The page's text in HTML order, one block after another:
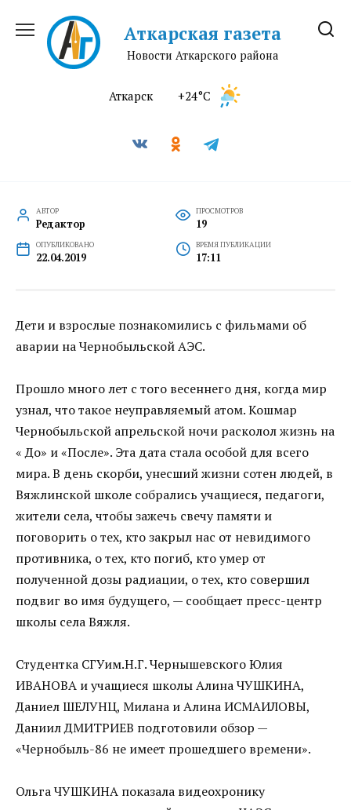
содержанию
Аткарская газета
Новости Аткарского района
Аткарск +24°C
АВТОР
Редактор
ПРОСМОТРОВ
19
ОПУБЛИКОВАНО
22.04.2019
ВРЕМЯ ПУБЛИКАЦИИ
17:11
Дети и взрослые познакомились с фильмами об
аварии на Чернобыльской АЭС.
Прошло много лет с того весеннего дня, когда мир
узнал, что такое неуправляемый атом. Кошмар
Чернобыльской апрельской ночи расколол жизнь на
« До» и «После». Эта дата стала особой для всего
мира. В день скорби, унесший жизни сотен людей, в
Вяжлинской школе собрались учащиеся, педагоги,
жители села, чтобы зажечь свечу памяти и
поговорить о тех, кто закрыл нас от невидимого
противника, о тех, кто погиб, кто умер от
полученной дозы радиации, о тех, кто совершил
подвиг во имя будущего, — сообщает пресс-центр
школы села Вяжля.
Студентка СГУим.Н.Г. Чернышевского Юлия
ИВАНОВА и учащиеся школы Алина ЧУШКИНА,
Даниел ШЕЛУНЦ, Милана и Алина ИСМАИЛОВЫ,
Даниил ДМИТРИЕВ подготовили обзор —
«Чернобыль-86 не имеет прошедшего времени».
Ольга ЧУШКИНА показала видеохронику